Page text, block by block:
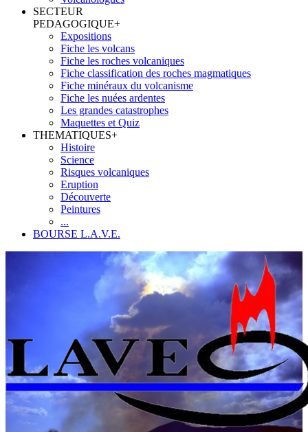
SECTEUR
PEDAGOGIQUE+
Expositions
Fiche les volcans
Fiche les roches volcaniques
Fiche classification des roches magmatiques
Fiche minéraux du volcanisme
Fiche les nuées ardentes
Les grandes catastrophes
Maquettes et Quiz
THEMATIQUES+
Histoire
Science
Risques volcaniques
Eruption
Découverte
Peintures
...
BOURSE L.A.V.E.